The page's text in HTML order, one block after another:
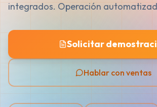
integrados. Operación
Solicitar
Hablar con ventas